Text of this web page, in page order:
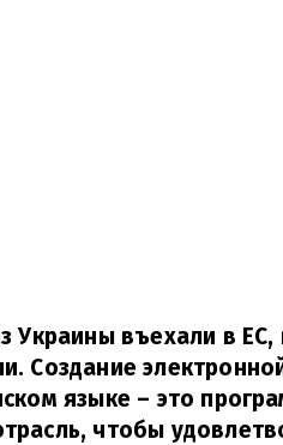
Украины въехали в
Создание
языке – это
чтобы